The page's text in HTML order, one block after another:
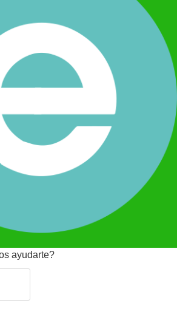
ayudarte?